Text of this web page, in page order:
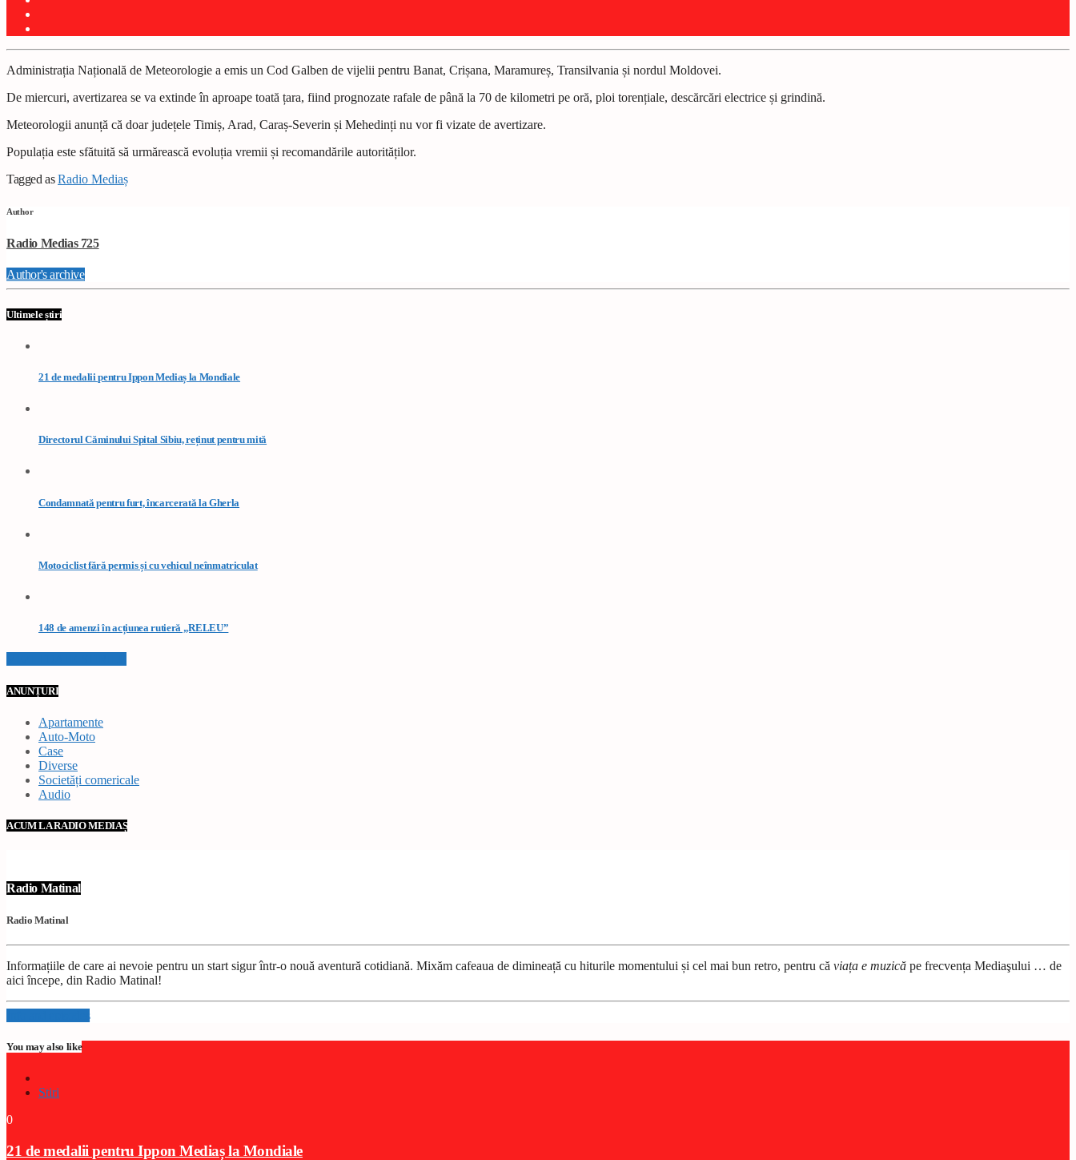
Administrația Națională de Meteorologie a emis un Cod Galben de vijelii pentru Banat, Crișana, Maramureș, Transilvania și nordul Moldovei.
De miercuri, avertizarea se va extinde în aproape toată țara, fiind prognozate rafale de până la 70 de kilometri pe oră, ploi torențiale, descărcări electrice și grindină.
Meteorologii anunță că doar județele Timiș, Arad, Caraș-Severin și Mehedinți nu vor fi vizate de avertizare.
Populația este sfătuită să urmărească evoluția vremii și recomandările autorităților.
Tagged asRadio Mediaș
Author
Radio Medias 725
Author's archive
Ultimele știri
21 de medalii pentru Ippon Mediaș la Mondiale
Directorul Căminului Spital Sibiu, reținut pentru mită
Condamnată pentru furt, încarcerată la Gherla
Motociclist fără permis și cu vehicul neînmatriculat
148 de amenzi în acțiunea rutieră „RELEU”
ANUNȚURI
Apartamente
Auto-Moto
Case
Diverse
Societăți comericale
Audio
ACUM LA RADIO MEDIAȘ
Radio Matinal
Radio Matinal
Informațiile de care ai nevoie pentru un start sigur într-o nouă aventură cotidiană. Mixăm cafeaua de dimineață cu hiturile momentului și cel mai bun retro, pentru că viața e muzică pe frecvența Mediaşului … de
aici începe, din Radio Matinal!
Info and episodes
You may also like
Stiri
0
21 de medalii pentru Ippon Mediaș la Mondiale